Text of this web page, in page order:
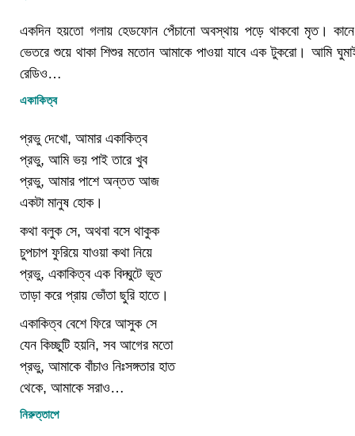
একদিন হয়তো গলায় হেডফোন পেঁচানো অবস্থায় পড়ে থাকবো মৃত। কানে
ভেতরে শুয়ে থাকা শিশুর মতোন আমাকে পাওয়া যাবে এক টুকরো। আমি
রেডিও…
একাকিত্ব
প্রভু দেখো, আমার একাকিত্ব
প্রভু, আমি ভয় পাই তারে খুব
প্রভু, আমার পাশে অন্তত আজ
একটা মানুষ হোক।
কথা বলুক সে, অথবা বসে থাকুক
চুপচাপ ফুরিয়ে যাওয়া কথা নিয়ে
প্রভু, একাকিত্ব এক বিদ্ঘুটে ভূত
তাড়া করে প্রায় ভোঁতা ছুরি হাতে।
একাকিত্ব বেশে ফিরে আসুক সে
যেন কিচ্ছুটি হয়নি, সব আগের মতো
প্রভু, আমাকে বাঁচাও নিঃসঙ্গতার হাত
থেকে, আমাকে সরাও…
নিরুত্তাপে